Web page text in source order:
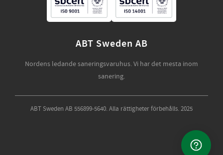
ABT Sweden AB
Nordens ledande saneringsvaruhus. Vi har det mesta inom
sanering.
ABT Sweden AB 556899-5640. Alla rättigheter förbehålls. 2025